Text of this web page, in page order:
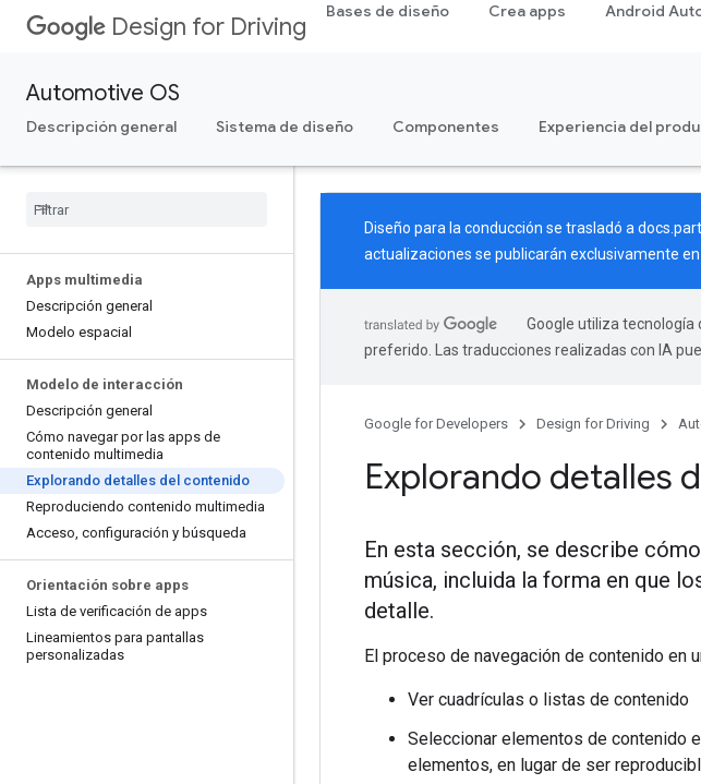
Design for Driving
Bases de diseño Crea apps Android
Automotive OS
Descripción general Sistema de diseño Componentes Experiencia del
Apps multimedia
Descripción general
Modelo espacial
Modelo de interacción
Descripción general
Cómo navegar por las apps de
contenido multimedia
Explorando detalles del contenido
Reproduciendo contenido multimedia
Acceso, configuración y búsqueda
Orientación sobre apps
Lista de verificación de apps
Lineamientos para pantallas
personalizadas
Diseño para la conducción se trasladó a
actualizaciones se publicarán exclusivamente en
Google utiliza tecnología
preferido. Las traducciones realizadas con IA
Google for Developers Design for Driving
Explorando detalles
En esta sección, se describe
música, incluida la forma en que
detalle.
El proceso de navegación de contenido en
Ver cuadrículas o listas de contenido
Seleccionar elementos de contenido
elementos, en lugar de ser